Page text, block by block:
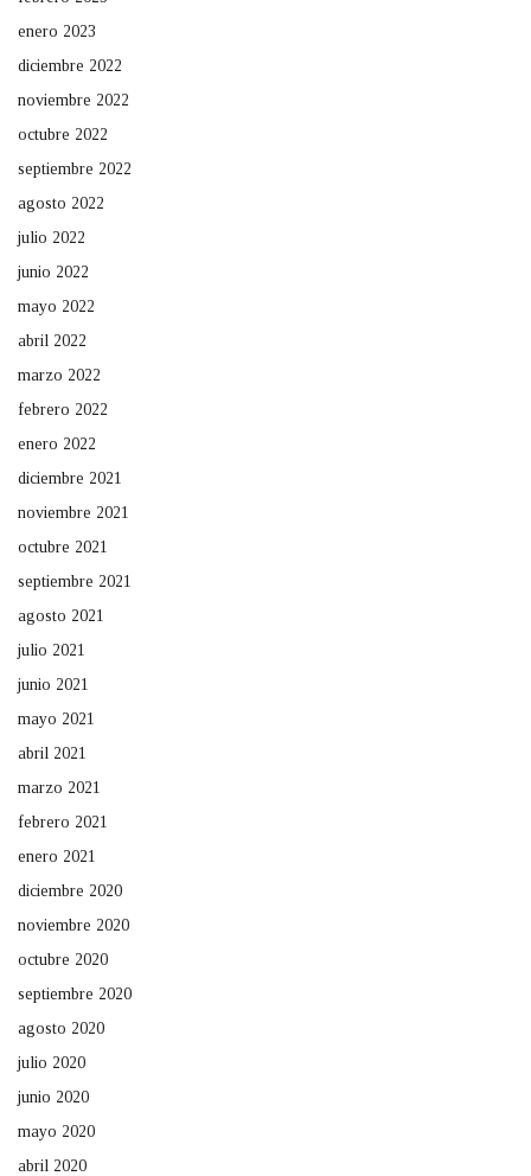
enero 2023
diciembre 2022
noviembre 2022
octubre 2022
septiembre 2022
agosto 2022
julio 2022
junio 2022
mayo 2022
abril 2022
marzo 2022
febrero 2022
enero 2022
diciembre 2021
noviembre 2021
octubre 2021
septiembre 2021
agosto 2021
julio 2021
junio 2021
mayo 2021
abril 2021
marzo 2021
febrero 2021
enero 2021
diciembre 2020
noviembre 2020
octubre 2020
septiembre 2020
agosto 2020
julio 2020
junio 2020
mayo 2020
abril 2020